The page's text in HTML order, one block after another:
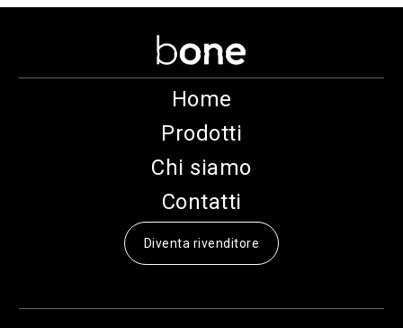
Home
Prodotti
Chi siamo
Contatti
Diventa rivenditore